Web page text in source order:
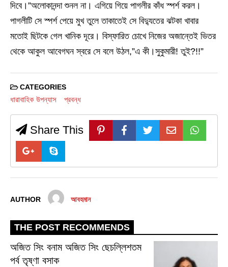
দিবে।”অলোকানন্দা শুনল না। এগিয়ে গিয়ে পাগলীর কাঁধ স্পর্শ করল।
পাগলীটি সে স্পর্শ পেয়ে মুখ তুলে তাকাতেই সে বিদ্যুতের ঝটকা খাবার
মতোই ছিটকে গেল খানিক দূরে। বিস্ফারিত চোখে নিজের অজান্তেই ভিতর
থেকে আকুল আবেগঘন স্বরে সে বলে উঠল,”এ কী।সুকুমারী! তুই?!!”
CATEGORIES
ধারাবাহিক উপন্যাস প্রবন্ধ
Share This
AUTHOR আবহমান
THE POST RECOMMENDS
অজিত সিং বনাম অজিত সিং ছেচল্লিশতম
পর্ব তৃষ্ণা বসাক